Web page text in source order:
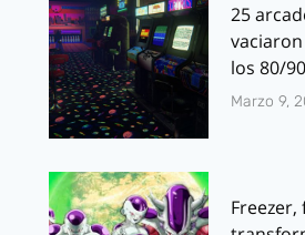
25
los 80/
Marzo 9,
Freezer,